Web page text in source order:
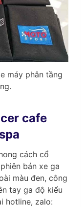
máy phân tầng
cafe
cách cổ
bản xe ga
màu đen, công
tay ga độ kiểu
hotline, zalo: